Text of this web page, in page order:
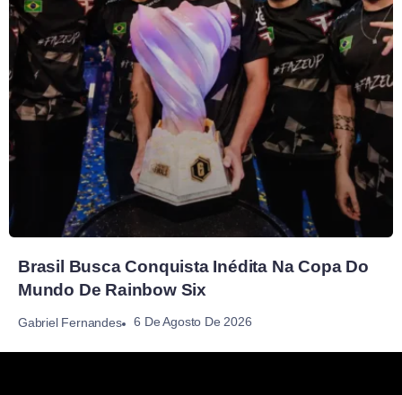
Brasil Busca Conquista Inédita Na Copa Do
Mundo De Rainbow Six
Gabriel Fernandes 6 De Agosto De 2026